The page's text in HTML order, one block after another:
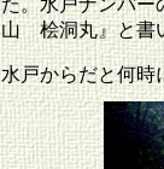
た。水戸ナンバ
山 桧洞丸』と書
水戸からだと何時